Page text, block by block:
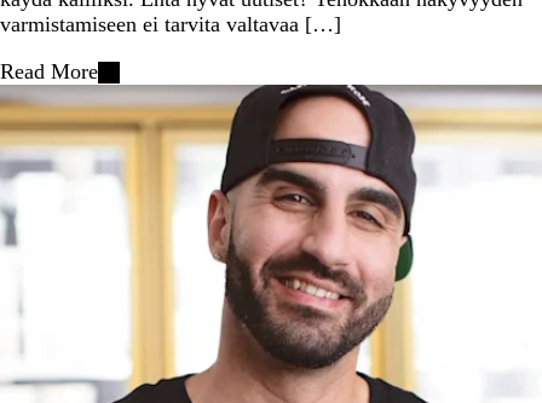
varmistamiseen ei tarvita valtavaa […]
Read More